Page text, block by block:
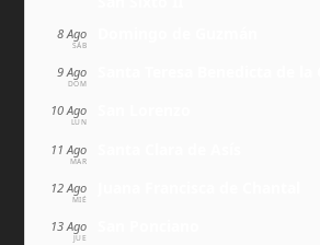
8 Ago
SÁB
9 Ago
DOM
10 Ago
LUN
11 Ago
MAR
12 Ago
MIÉ
13 Ago
JUE